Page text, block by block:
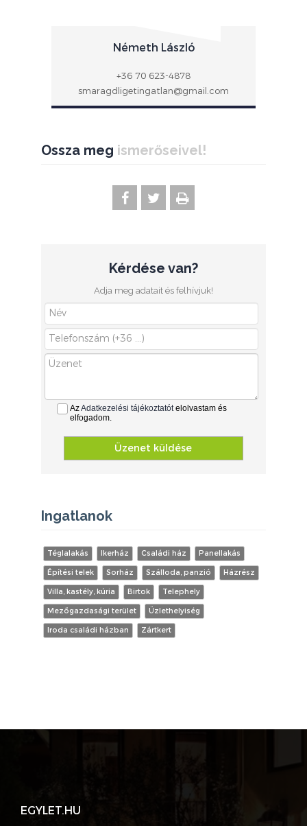
Németh László
+36 70 623-4878
smaragdligetingatlan@gmail.com
Ossza meg ismerőseivel!
Kérdése van?
Adja meg adatait és felhívjuk!
AzAdatkezelési tájékoztatótelolvastam és
elfogadom.
Üzenet küldése
Ingatlanok
Téglalakás Ikerház Családi ház
Panellakás
Építési telek
Sorház Szálloda, panzió
Házrész
Villa, kastély, kúria
Birtok
Telephely
Mezőgazdasági terület
Üzlethelyiség
Iroda családi házban
Zártkert
EGYLET.HU